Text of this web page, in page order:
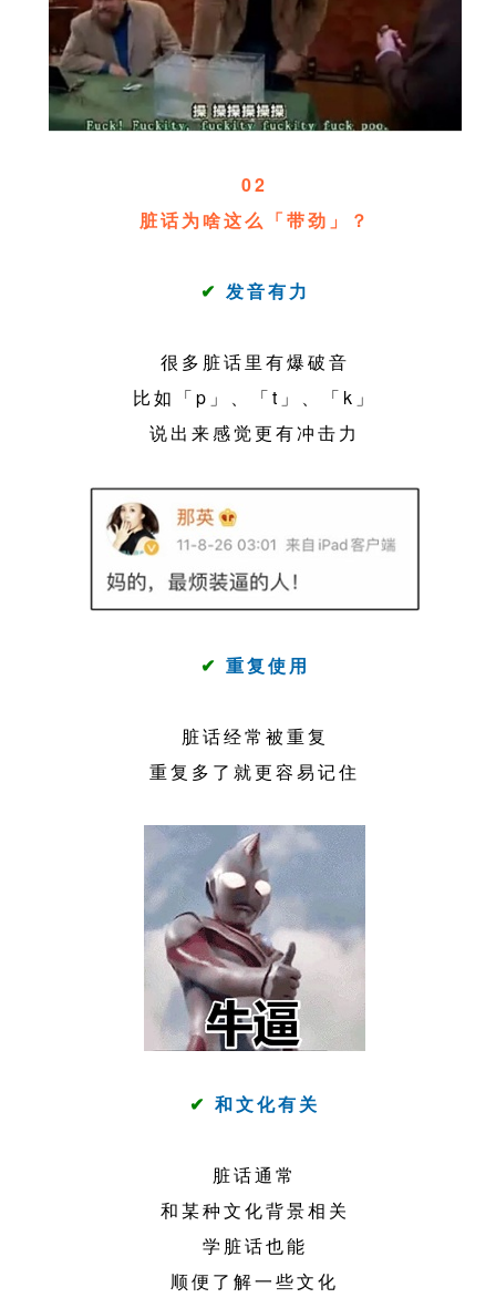
02
脏话为啥这么「带劲」？
✔ 发音有力
很多脏话里有爆破音
比如「p」、「t」、「k」
说出来感觉更有冲击力
✔ 重复使用
脏话经常被重复
重复多了就更容易记住
✔ 和文化有关
脏话通常
和某种文化背景相关
学脏话也能
顺便了解一些文化